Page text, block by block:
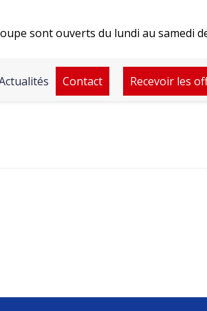
sont ouverts du lundi au samedi
Contact Recevoir les